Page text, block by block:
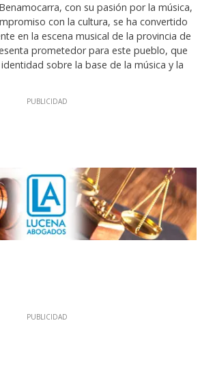
con su pasión por la música,
con la cultura, se ha convertido
en la escena musical de la provincia de
prometedor para este pueblo, que
sobre la base de la música y la